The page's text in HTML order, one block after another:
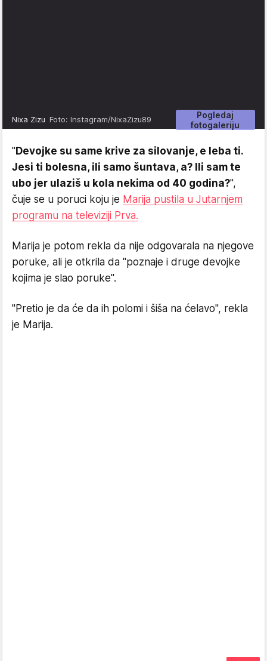
Pogledaj
fotogaleriju
Nixa Zizu Foto: Instagram/NixaZizu89
"Devojke su same krive za silovanje, e leba ti.
Jesi ti bolesna, ili samo šuntava, a? Ili sam te
ubo jer ulaziš u kola nekima od 40 godina?",
čuje se u poruci koju je Marija pustila u Jutarnjem
programu na televiziji Prva.
Marija je potom rekla da nije odgovarala na njegove
poruke, ali je otkrila da "poznaje i druge devojke
kojima je slao poruke".
"Pretio je da će da ih polomi i šiša na ćelavo", rekla
je Marija.